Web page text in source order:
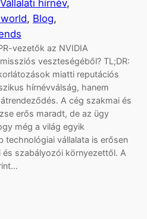
Vállalati hírnév
, Blog
vezetők az NVIDIA
veszteségéből? TL;DR:
miatti reputációs
hírnévválság, hanem
A cég szakmai és
erős maradt, de az ügy
még a világ egyik
technológiai vállalata is erősen
szabályozói környezettől. A